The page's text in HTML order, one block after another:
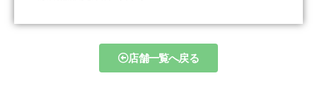
店舗一覧へ戻る